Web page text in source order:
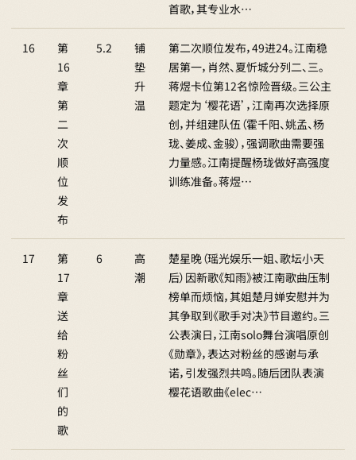
首歌，其专业水…
16
第
16
章
第
二
次
顺
位
发
布
5.2
铺
垫
升
温
第二次顺位发布，49进24。江南稳
居第一，肖然、夏忻城分列二、三。
蒋煜卡位第12名惊险晋级。三公主
题定为‘樱花语’，江南再次选择原
创，并组建队伍（霍千阳、姚孟、杨
珑、姜成、金骏），强调歌曲需要强
力量感。江南提醒杨珑做好高强度
训练准备。蒋煜…
17
第
17
章
送
给
粉
丝
们
的
歌
6
高
潮
楚星晚（瑶光娱乐一姐、歌坛小天
后）因新歌《知雨》被江南歌曲压制
榜单而烦恼，其姐楚月婵安慰并为
其争取到《歌手对决》节目邀约。三
公表演日，江南solo舞台演唱原创
《勋章》，表达对粉丝的感谢与承
诺，引发强烈共鸣。随后团队表演
樱花语歌曲《elec…